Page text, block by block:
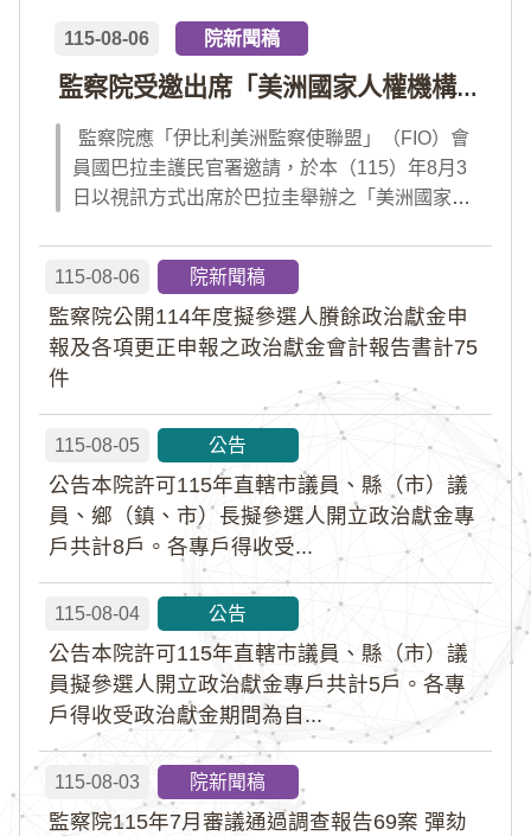
監察院受邀出席「美洲國家人權機構網絡」年會 分享我國氣候災害防治經驗 打造國際永續韌性
115-08-06 院新聞稿
監察院應「伊比利美洲監察使聯盟」（FIO）會
員國巴拉圭護民官署邀請，於本（115）年8月3
日以視訊方式出席於巴拉圭舉辦之「美洲國家人
報告，就美洲地區環境災害、氣候緊急狀態與人
權風險等議題，與拉美地區監察機構、護民官署
及紅十字國際委員會、原住民社區支持組織...
115-08-06 院新聞稿
監察院公開114年度擬參選人賸餘政治獻金申
報及各項更正申報之政治獻金會計報告書計75
件
115-08-05 公告
公告本院許可115年直轄市議員、縣（市）議
員、鄉（鎮、市）長擬參選人開立政治獻金專
戶共計8戶。各專戶得收受...
115-08-04 公告
公告本院許可115年直轄市議員、縣（市）議
員擬參選人開立政治獻金專戶共計5戶。各專
戶得收受政治獻金期間為自...
115-08-03 院新聞稿
監察院115年7月審議通過調查報告69案 彈劾